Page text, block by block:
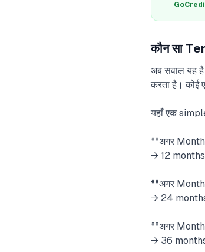
कौन सा
अब सवाल यह
करता है। कोई
यहाँ एक
**अगर
→ 12
**अगर
→ 24
**अगर
→ 36